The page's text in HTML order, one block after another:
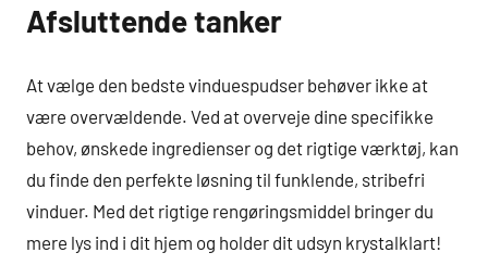
Afsluttende tanker
At vælge den bedste vinduespudser behøver ikke at
være overvældende. Ved at overveje dine specifikke
behov, ønskede ingredienser og det rigtige værktøj, kan
du finde den perfekte løsning til funklende, stribefri
vinduer. Med det rigtige rengøringsmiddel bringer du
mere lys ind i dit hjem og holder dit udsyn krystalklart!